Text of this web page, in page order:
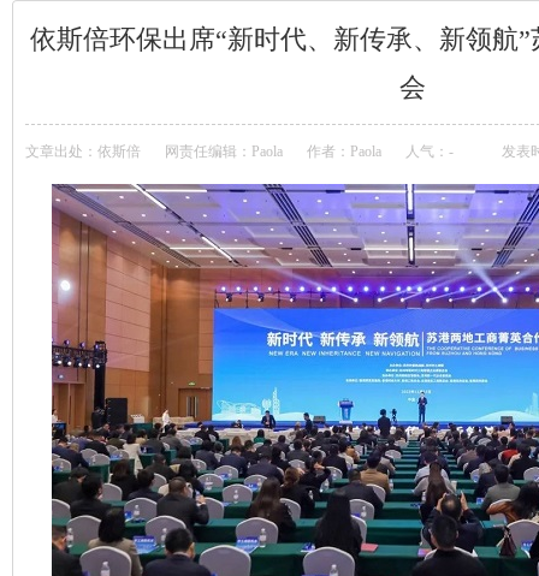
依斯倍环保出席“新时代、新传承、新领航
会
文章出处：依斯倍 网责任编辑：Paola 作者：Paola 人气： - 发表